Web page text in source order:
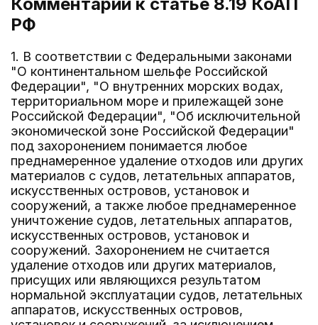
РФ
1. В соответствии с Федеральными законами
"О континентальном шельфе Российской
Федерации", "О внутренних морских водах,
территориальном море и прилежащей зоне
Российской Федерации", "Об исключительной
экономической зоне Российской Федерации"
под захоронением понимается любое
преднамеренное удаление отходов или других
материалов с судов, летательных аппаратов,
искусственных островов, установок и
сооружений, а также любое преднамеренное
уничтожение судов, летательных аппаратов,
искусственных островов, установок и
сооружений. Захоронением не считается
удаление отходов или других материалов,
присущих или являющихся результатом
нормальной эксплуатации судов, летательных
аппаратов, искусственных островов,